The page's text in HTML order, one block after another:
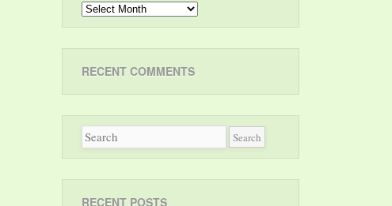
Archives
RECENT COMMENTS
RECENT POSTS